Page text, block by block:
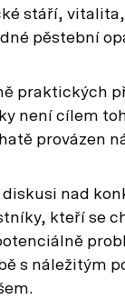
stáří,
pěstební
praktických
není cílem
provázen
nad
kteří se
s náležitým